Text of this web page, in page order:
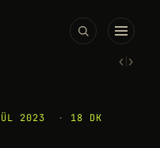
‹›
2023 ·
18 DK